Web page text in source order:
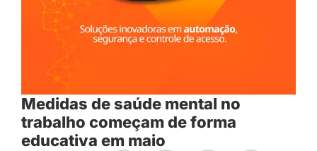
Medidas de saúde mental no
trabalho começam de forma
educativa em maio